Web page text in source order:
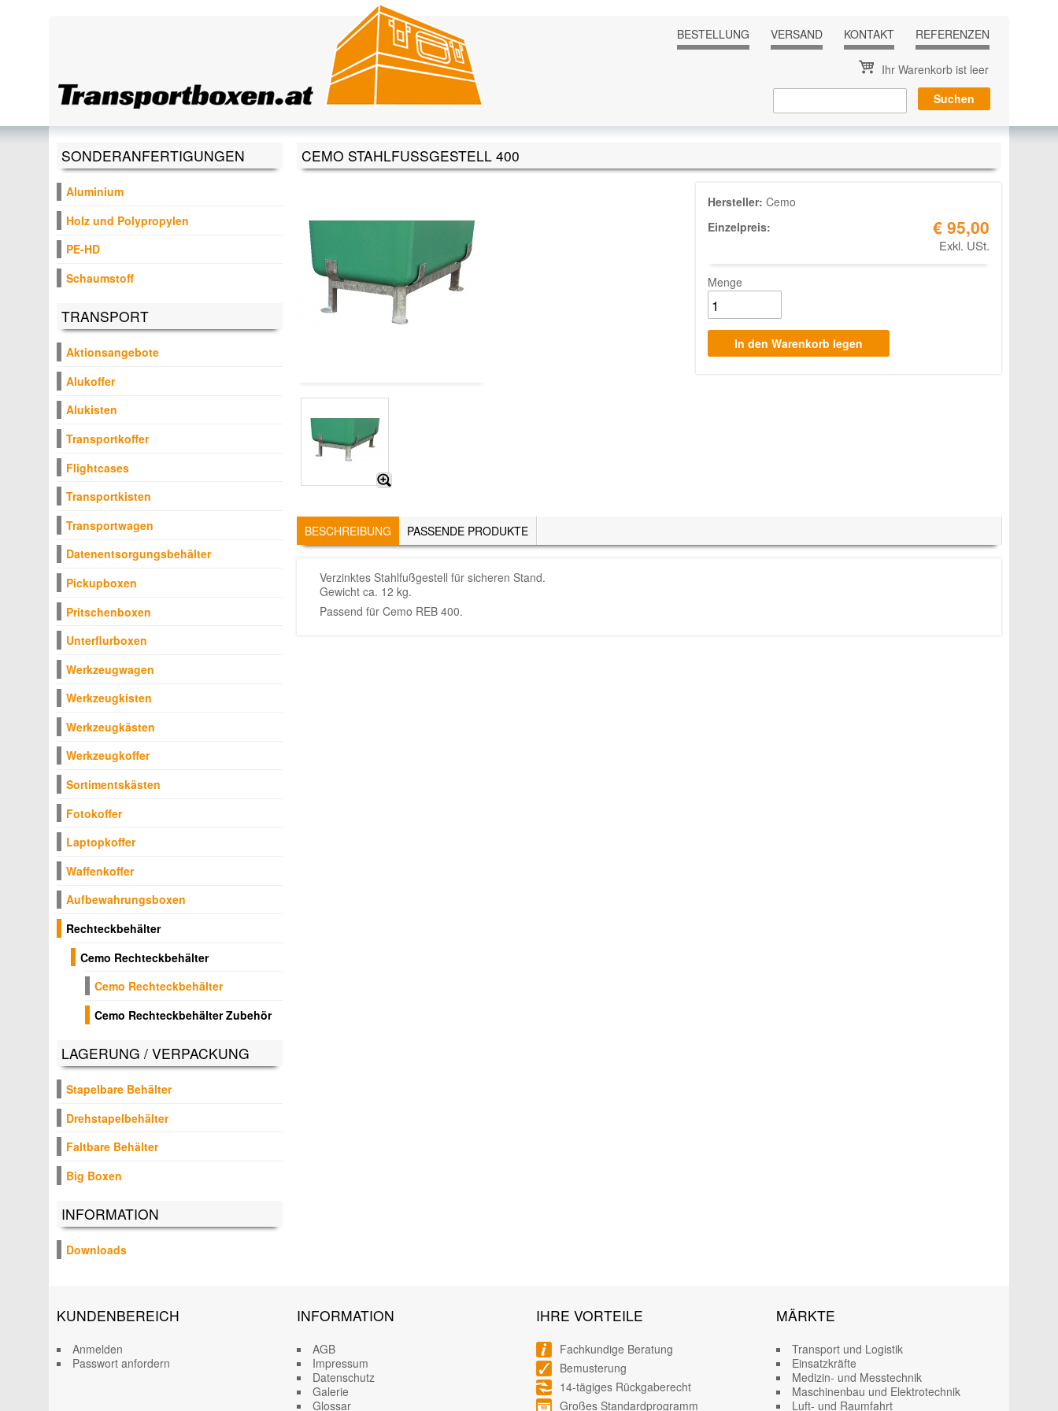
BESTELLUNG
VERSAND KONTAKT REFERENZEN
Ihr Warenkorb ist leer
CEMO STAHLFUSSGESTELL 400
Hersteller: Cemo
Einzelpreis:
€ 95,00
Exkl. USt.
Menge
TABS
BESCHREIBUNG (AKTIVER
REITER)
PASSENDE PRODUKTE
Verzinktes Stahlfußgestell für sicheren Stand.
Gewicht ca. 12 kg.
Passend für Cemo REB 400.
SONDERANFERTIGUNGEN
Aluminium
Holz und Polypropylen
PE-HD
Schaumstoff
TRANSPORT
Aktionsangebote
Alukoffer
Alukisten
Transportkoffer
Flightcases
Transportkisten
Transportwagen
Datenentsorgungsbehälter
Pickupboxen
Pritschenboxen
Unterflurboxen
Werkzeugwagen
Werkzeugkisten
Werkzeugkästen
Werkzeugkoffer
Sortimentskästen
Fotokoffer
Laptopkoffer
Waffenkoffer
Aufbewahrungsboxen
Rechteckbehälter
Cemo Rechteckbehälter
Cemo Rechteckbehälter
Cemo Rechteckbehälter Zubehör
LAGERUNG / VERPACKUNG
Stapelbare Behälter
Drehstapelbehälter
Faltbare Behälter
Big Boxen
INFORMATION
Downloads
KUNDENBEREICH
Anmelden
Passwort anfordern
INFORMATION
AGB
Impressum
Datenschutz
Galerie
Glossar
IHRE VORTEILE
Fachkundige Beratung
Bemusterung
14-tägiges Rückgaberecht
Großes Standardprogramm
MÄRKTE
Transport und Logistik
Einsatzkräfte
Medizin- und Messtechnik
Maschinenbau und Elektrotechnik
Luft- und Raumfahrt